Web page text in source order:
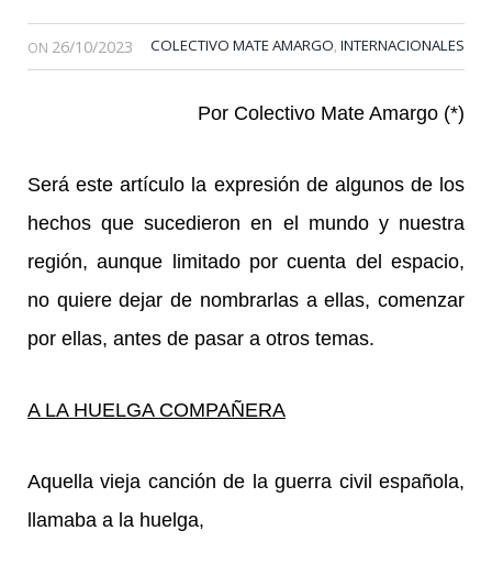
ON 26/10/2023 COLECTIVO MATE AMARGO, INTERNACIONALES
Por Colectivo Mate Amargo (*)
Será este artículo la expresión de algunos de los
hechos que sucedieron en el mundo y nuestra
región, aunque limitado por cuenta del espacio,
no quiere dejar de nombrarlas a ellas, comenzar
por ellas, antes de pasar a otros temas.
A LA HUELGA COMPAÑERA
Aquella vieja canción de la guerra civil española,
llamaba a la huelga,